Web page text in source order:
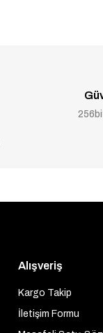
Alışveriş
Kargo Takip
İletişim Formu